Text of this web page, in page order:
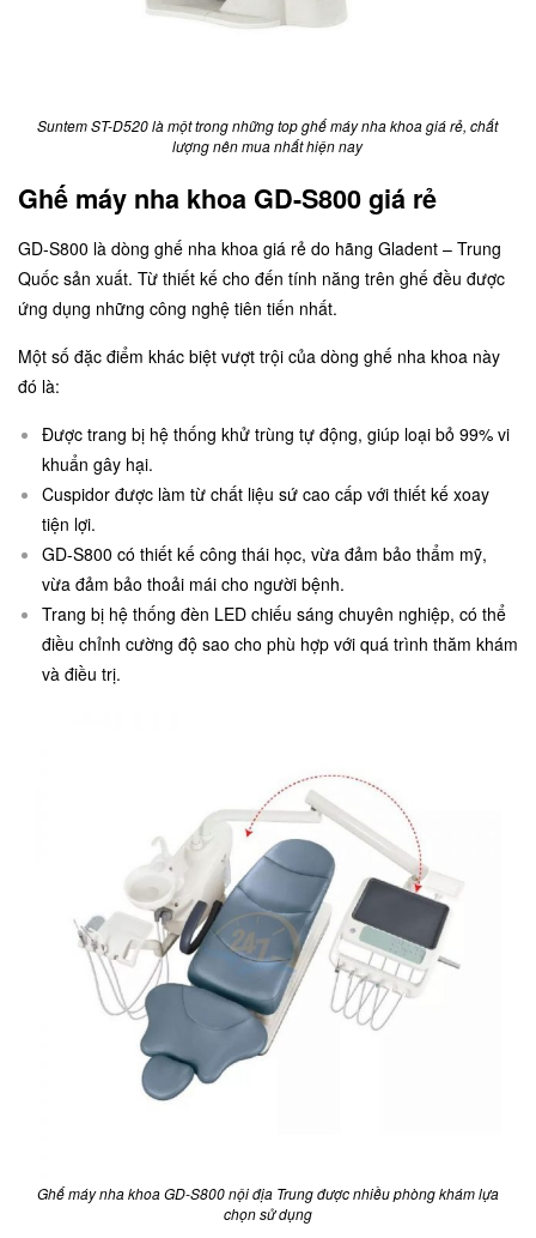
Suntem ST-D520 là một trong những top ghế máy nha khoa giá rẻ, chất
lượng nên mua nhất hiện nay
Ghế máy nha khoa GD-S800 giá rẻ
GD-S800 là dòng ghế nha khoa giá rẻ do hãng Gladent – Trung
Quốc sản xuất. Từ thiết kế cho đến tính năng trên ghế đều được
ứng dụng những công nghệ tiên tiến nhất.
Một số đặc điểm khác biệt vượt trội của dòng ghế nha khoa này
đó là:
Được trang bị hệ thống khử trùng tự động, giúp loại bỏ 99% vi
khuẩn gây hại.
Cuspidor được làm từ chất liệu sứ cao cấp với thiết kế xoay
tiện lợi.
GD-S800 có thiết kế công thái học, vừa đảm bảo thẩm mỹ,
vừa đảm bảo thoải mái cho người bệnh.
Trang bị hệ thống đèn LED chiếu sáng chuyên nghiệp, có thể
điều chỉnh cường độ sao cho phù hợp với quá trình thăm khám
và điều trị.
Ghế máy nha khoa GD-S800 nội địa Trung được nhiều phòng khám lựa
chọn sử dụng